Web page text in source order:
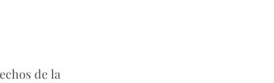
de la